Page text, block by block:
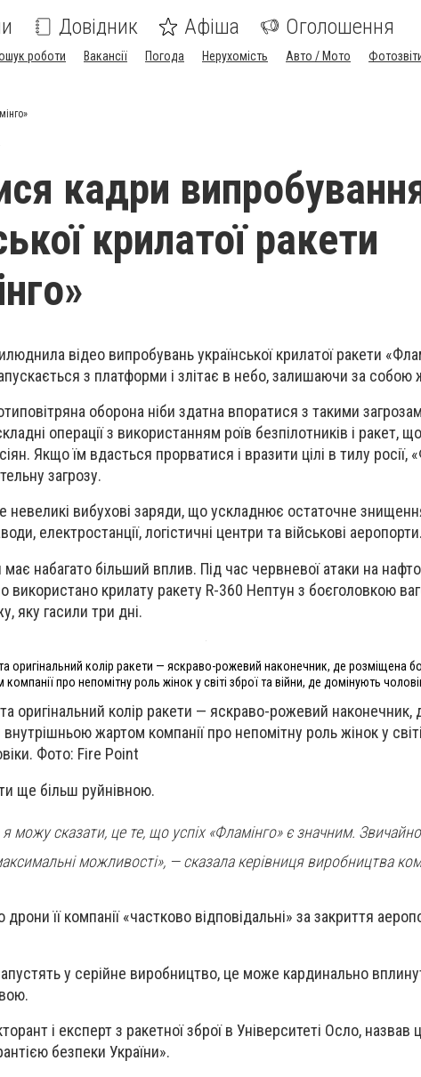
Довідник Афіша Оголошення
роботи Вакансії Погода Нерухомість Авто / Мото
кадри
крилатої ракети
відео випробувань української крилатої ракети «
з платформи і злітає в небо, залишаючи за собою
оборона ніби здатна впоратися з такими
операції з використанням роїв безпілотників і ракет,
Якщо їм вдасться прорватися і вразити цілі в тилу росії,
загрозу.
вибухові заряди, що ускладнює остаточне
електростанції, логістичні центри та військові аеропорти.
набагато більший вплив. Під час червневої атаки на
використано крилату ракету R-360 Нептун з боєголовкою
яку гасили три дні.
оригінальний колір ракети — яскраво-рожевий наконечник, де розміщена
про непомітну роль жінок у світі зброї та війни, де домінують
оригінальний колір ракети — яскраво-рожевий наконечник,
жартом компанії про непомітну роль жінок у
Фото: Fire Point
ще більш руйнівною.
можу сказати, це те, що успіх «Фламінго» є значним.
можливості», — сказала керівниця виробництва
її компанії «частково відповідальні» за закриття
у серійне виробництво, це може кардинально
і експерт з ракетної зброї в Університеті Осло, назвав
безпеки України».